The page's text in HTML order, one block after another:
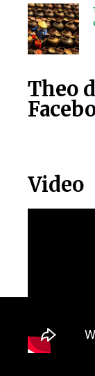
Theo
Video